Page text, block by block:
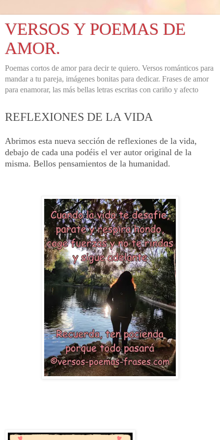
VERSOS Y POEMAS DE
AMOR.
Poemas cortos de amor para decir te quiero. Versos románticos para
mandar a tu pareja, imágenes bonitas para dedicar. Frases de amor
para enamorar, las más bellas letras escritas con cariño y afecto
REFLEXIONES DE LA VIDA
Abrimos esta nueva sección de reflexiones de la vida,
debajo de cada una podéis el ver autor original de la
misma. Bellos pensamientos de la humanidad.